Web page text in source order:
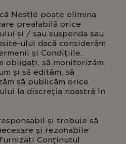
Nestlé poate elimina
prealabilă orice
și / sau suspenda sau
ului dacă considerăm
și Condițiile.
obligați, să monitorizăm
și să edităm, să
să publicăm orice
la discreția noastră în
și trebuie să
și rezonabile
Conținutul